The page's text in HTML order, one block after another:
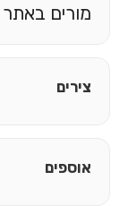
מורים באתר Wizer.me
צירים
אוספים